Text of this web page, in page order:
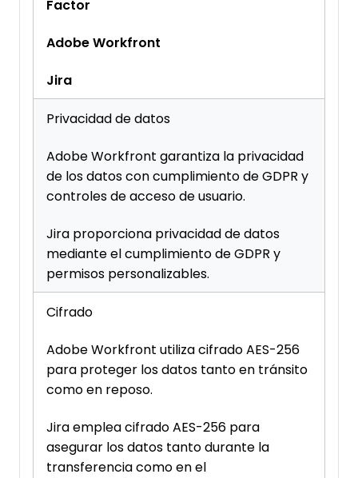
Factor
Adobe Workfront
Jira
Privacidad de datos
Adobe Workfront garantiza la privacidad
de los datos con cumplimiento de GDPR y
controles de acceso de usuario.
Jira proporciona privacidad de datos
mediante el cumplimiento de GDPR y
permisos personalizables.
Cifrado
Adobe Workfront utiliza cifrado AES-256
para proteger los datos tanto en tránsito
como en reposo.
Jira emplea cifrado AES-256 para
asegurar los datos tanto durante la
transferencia como en el